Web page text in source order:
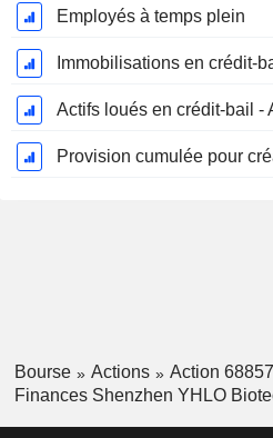
Employés à temps plein
Immobilisations en crédit-
Bourse Actions
Action
Finances Shenzhen YHLO